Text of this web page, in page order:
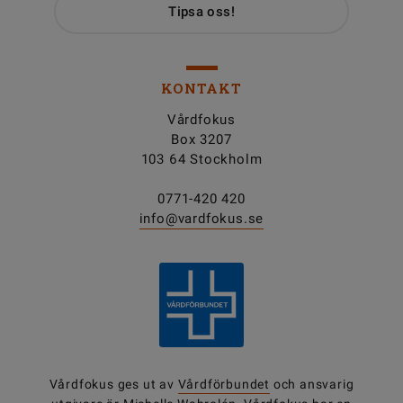
Tipsa oss!
KONTAKT
Vårdfokus
Box 3207
103 64 Stockholm
0771-420 420
info@vardfokus.se
Vårdfokus ges ut av Vårdförbundet och ansvarig